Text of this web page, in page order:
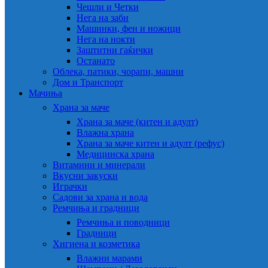
Чешли и Четки
Нега на заби
Машинки, фен и ножици
Нега на нокти
Заштитни гаќички
Останато
Облека, патики, чорапи, машни
Дом и Транспорт
Мачиња
Храна за маче
Храна за маче (китен и адулт)
Влажна храна
Храна за маче китен и адулт (рефус)
Медицинска храна
Витамини и минерали
Вкусни закуски
Играчки
Садови за храна и вода
Ремчиња и градници
Ремчиња и поводници
Градници
Хигиена и козметика
Влажни марами